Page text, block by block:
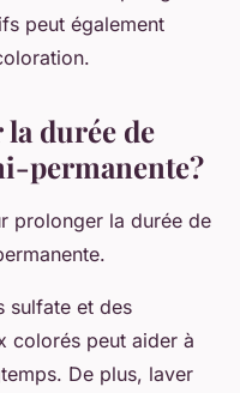
peut également
durée de
permanente?
prolonger la durée de
sulfate et des
colorés peut aider à
De plus, laver